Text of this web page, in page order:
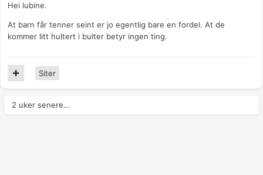
Hei lubine.
At barn får tenner seint er jo egentlig bare en fordel. At de
kommer litt hultert i bulter betyr ingen ting.
Siter
2 uker senere...